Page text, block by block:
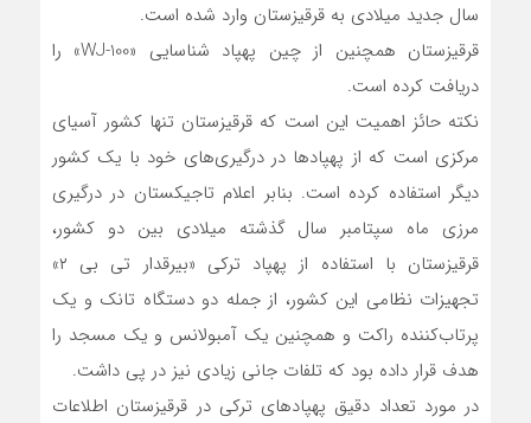
سال جدید میلادی به قرقیزستان وارد شده است.
قرقیزستان همچنین از چین پهپاد شناسایی «WJ-100» را
دریافت کرده است.
نکته حائز اهمیت این است که قرقیزستان تنها کشور آسیای
مرکزی است که از پهپادها در درگیری‌های خود با یک کشور
دیگر استفاده کرده است. بنابر اعلام تاجیکستان در درگیری
مرزی ماه سپتامبر سال گذشته میلادی بین دو کشور،
قرقیزستان با استفاده از پهپاد ترکی «بیرقدار تی بی ۲»
تجهیزات نظامی این کشور، از جمله دو دستگاه تانک و یک
پرتاب‌کننده راکت و همچنین یک آمبولانس و یک مسجد را
هدف قرار داده بود که تلفات جانی زیادی نیز در پی داشت.
در مورد تعداد دقیق پهپادهای ترکی در قرقیزستان اطلاعات